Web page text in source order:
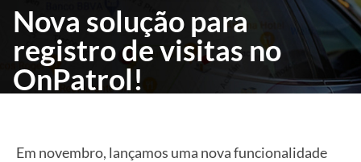
Nova solução para
registro de visitas no
OnPatrol!
Em novembro, lançamos uma nova funcionalidade